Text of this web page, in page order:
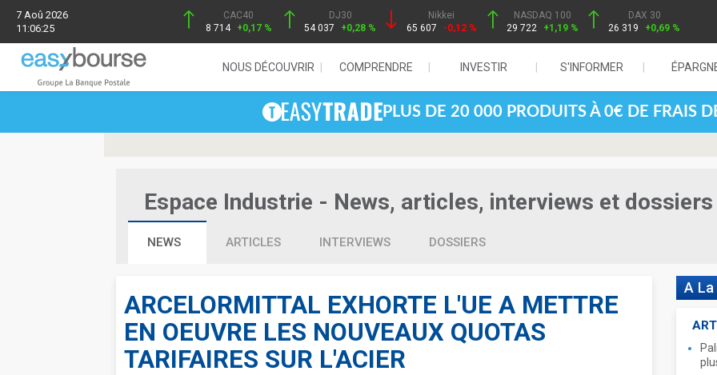
7 Aoû 2026
11:06:25
CAC40
8 714 +0,17 %
DJ30
54 037
+0,28 %
Nikkei
65 607
-0,12 %
NASDAQ 100
29 722
+1,19 %
DAX 30
26 319
+0,69 %
NOUS DÉCOUVRIR COMPRENDRE INVESTIR S'INFORMER
PLUS DE 20 000 PRODUITS À 0€ DE FRAIS
Espace Industrie - News, articles, interviews et dossiers
NEWS ARTICLES INTERVIEWS DOSSIERS
ARCELORMITTAL EXHORTE L'UE A METTRE
EN OEUVRE LES NOUVEAUX QUOTAS
TARIFAIRES SUR L'ACIER
A La